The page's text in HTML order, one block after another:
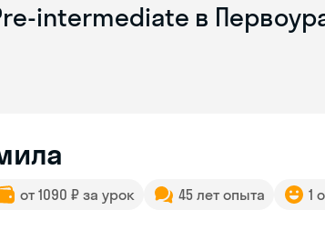
intermediate в
от 1090 ₽ за урок 45 лет опыта 1